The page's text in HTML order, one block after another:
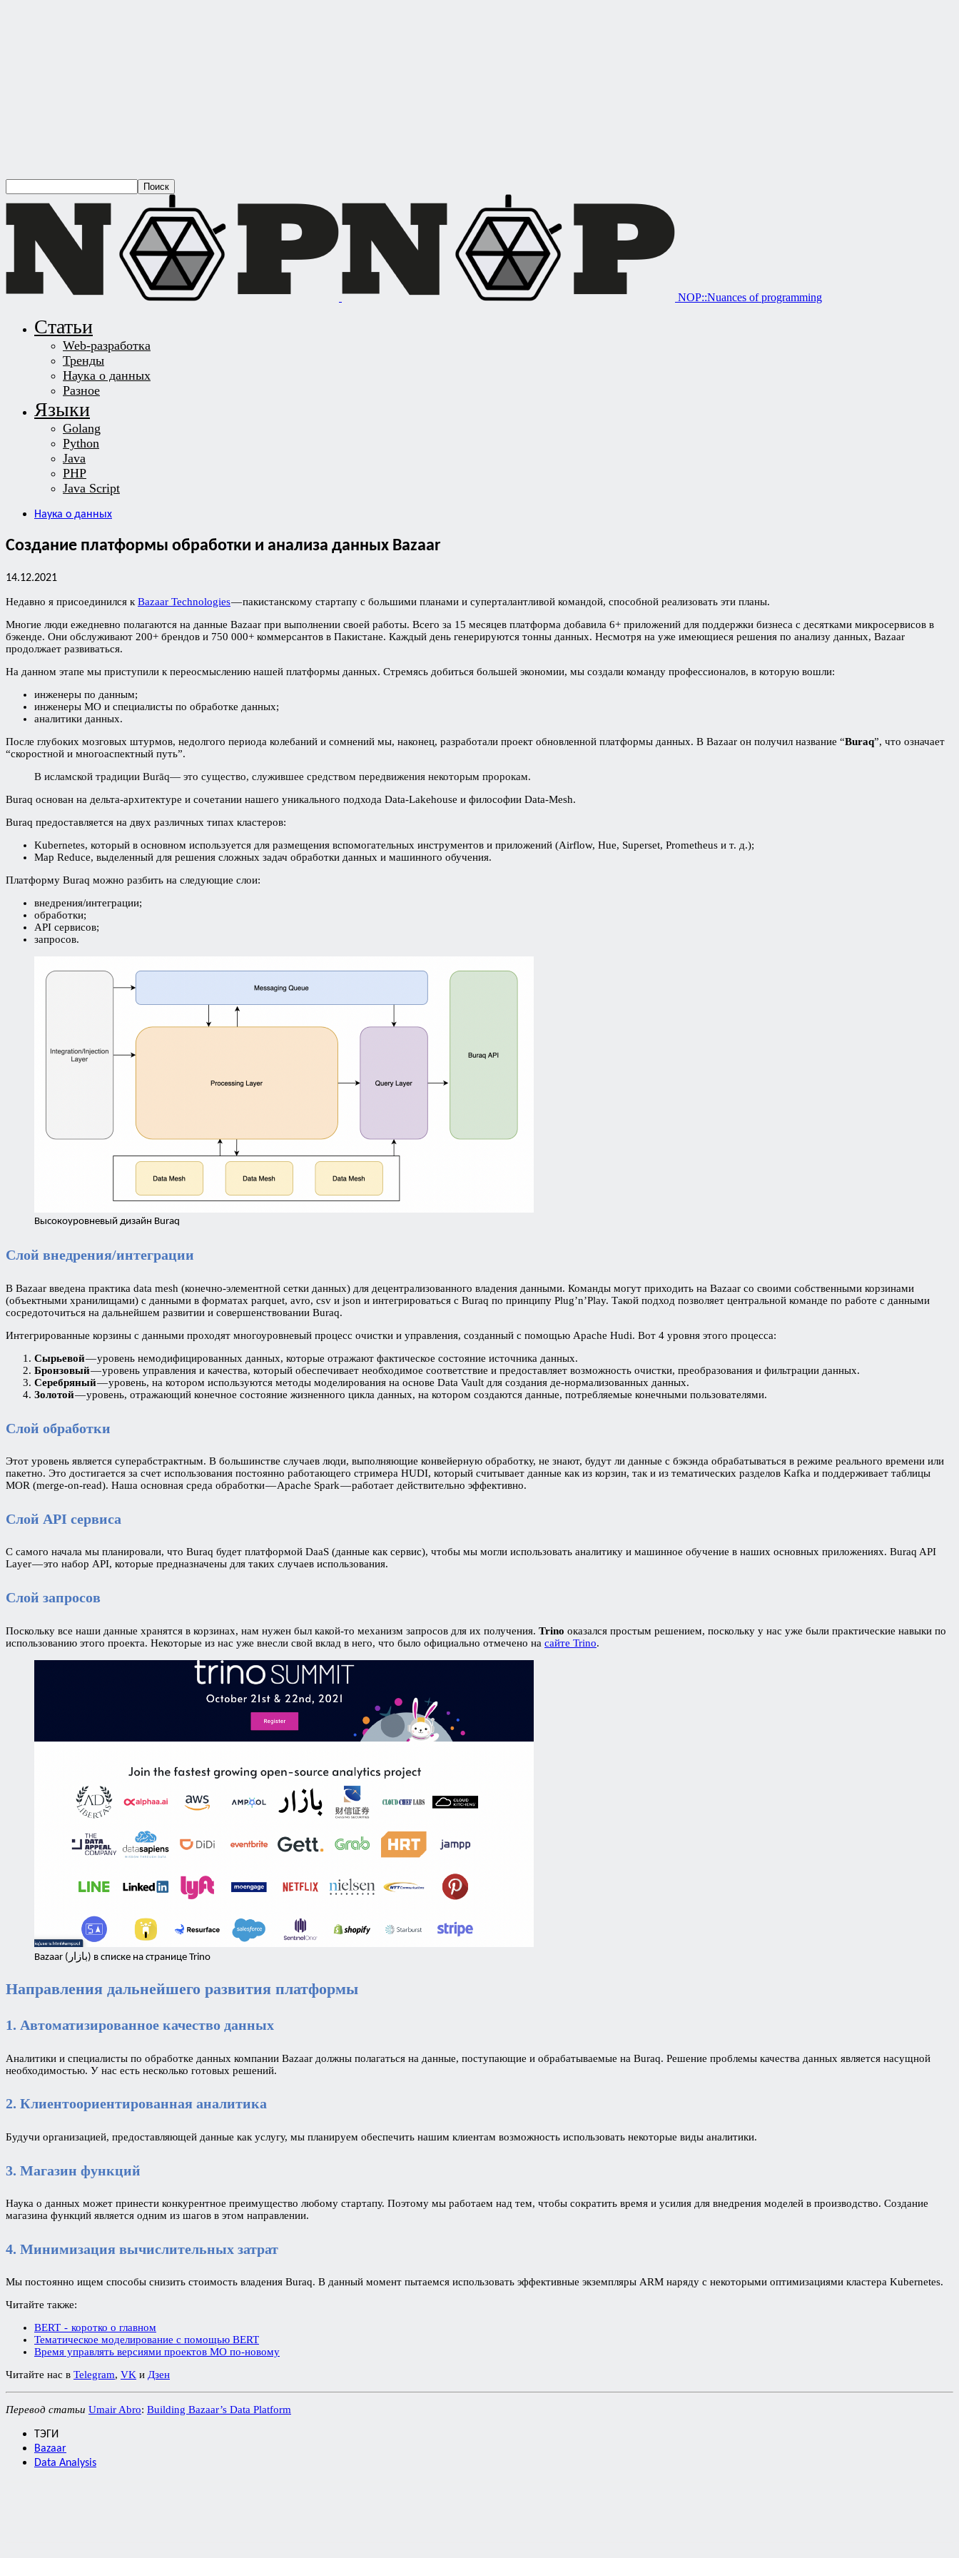
NOP::Nuances of programming
Статьи
Web-разработка
Тренды
Наука о данных
Разное
Языки
Golang
Python
Java
PHP
Java Script
Наука о данных
Создание платформы обработки и анализа данных Bazaar
14.12.2021
Недавно я присоединился к Bazaar Technologies— пакистанскому стартапу с большими планами и суперталантливой командой, способной реализовать эти планы.
Многие люди ежедневно полагаются на данные Bazaar при выполнении своей работы. Всего за 15 месяцев платформа добавила 6+ приложений для поддержки бизнеса с десятками микросервисов в
бэкенде. Они обслуживают 200+ брендов и 750 000+ коммерсантов в Пакистане. Каждый день генерируются тонны данных. Несмотря на уже имеющиеся решения по анализу данных, Bazaar
продолжает развиваться.
На данном этапе мы приступили к переосмыслению нашей платформы данных. Стремясь добиться большей экономии, мы создали команду профессионалов, в которую вошли:
инженеры по данным;
инженеры МО и специалисты по обработке данных;
аналитики данных.
После глубоких мозговых штурмов, недолгого периода колебаний и сомнений мы, наконец, разработали проект обновленной платформы данных. В Bazaar он получил название “Buraq”, что означает
“скоростной и многоаспектный путь”.
В исламской традиции Burāq— это существо, служившее средством передвижения некоторым пророкам.
Buraq основан на дельта-архитектуре и сочетании нашего уникального подхода Data-Lakehouse и философии Data-Mesh.
Buraq предоставляется на двух различных типах кластеров:
Kubernetes, который в основном используется для размещения вспомогательных инструментов и приложений (Airflow, Hue, Superset, Prometheus и т. д.);
Map Reduce, выделенный для решения сложных задач обработки данных и машинного обучения.
Платформу Buraq можно разбить на следующие слои:
внедрения/интеграции;
обработки;
API сервисов;
запросов.
Высокоуровневый дизайн Buraq
Слой внедрения/интеграции
В Bazaar введена практика data mesh (конечно-элементной сетки данных) для децентрализованного владения данными. Команды могут приходить на Bazaar со своими собственными корзинами
(объектными хранилищами) с данными в форматах parquet, avro, csv и json и интегрироваться с Buraq по принципу Plug’n’Play. Такой подход позволяет центральной команде по работе с данными
сосредоточиться на дальнейшем развитии и совершенствовании Buraq.
Интегрированные корзины с данными проходят многоуровневый процесс очистки и управления, созданный с помощью Apache Hudi. Вот 4 уровня этого процесса:
Сырьевой— уровень немодифицированных данных, которые отражают фактическое состояние источника данных.
Бронзовый— уровень управления и качества, который обеспечивает необходимое соответствие и предоставляет возможность очистки, преобразования и фильтрации данных.
Серебряный— уровень, на котором используются методы моделирования на основе Data Vault для создания де-нормализованных данных.
Золотой— уровень, отражающий конечное состояние жизненного цикла данных, на котором создаются данные, потребляемые конечными пользователями.
Слой обработки
Этот уровень является суперабстрактным. В большинстве случаев люди, выполняющие конвейерную обработку, не знают, будут ли данные с бэкэнда обрабатываться в режиме реального времени или
пакетно. Это достигается за счет использования постоянно работающего стримера HUDI, который считывает данные как из корзин, так и из тематических разделов Kafka и поддерживает таблицы
MOR (merge-on-read). Наша основная среда обработки — Apache Spark — работает действительно эффективно.
Слой API сервиса
С самого начала мы планировали, что Buraq будет платформой DaaS (данные как сервис), чтобы мы могли использовать аналитику и машинное обучение в наших основных приложениях. Buraq API
Layer — это набор API, которые предназначены для таких случаев использования.
Слой запросов
Поскольку все наши данные хранятся в корзинах, нам нужен был какой-то механизм запросов для их получения. Trino оказался простым решением, поскольку у нас уже были практические навыки по
использованию этого проекта. Некоторые из нас уже внесли свой вклад в него, что было официально отмечено на сайте Trino.
Bazaar (بازار) в списке на странице Trino
Направления дальнейшего развития платформы
1. Автоматизированное качество данных
Аналитики и специалисты по обработке данных компании Bazaar должны полагаться на данные, поступающие и обрабатываемые на Buraq. Решение проблемы качества данных является насущной
необходимостью. У нас есть несколько готовых решений.
2. Клиентоориентированная аналитика
Будучи организацией, предоставляющей данные как услугу, мы планируем обеспечить нашим клиентам возможность использовать некоторые виды аналитики.
3. Магазин функций
Наука о данных может принести конкурентное преимущество любому стартапу. Поэтому мы работаем над тем, чтобы сократить время и усилия для внедрения моделей в производство. Создание
магазина функций является одним из шагов в этом направлении.
4. Минимизация вычислительных затрат
Мы постоянно ищем способы снизить стоимость владения Buraq. В данный момент пытаемся использовать эффективные экземпляры ARM наряду с некоторыми оптимизациями кластера Kubernetes.
Читайте также:
BERT - коротко о главном
Тематическое моделирование с помощью BERT
Время управлять версиями проектов МО по-новому
Читайте нас в Telegram, VK и Дзен
Перевод статьи Umair Abro: Building Bazaar’s Data Platform
ТЭГИ
Bazaar
Data Analysis